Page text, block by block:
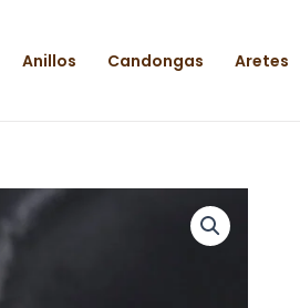
Anillos Candongas Aretes